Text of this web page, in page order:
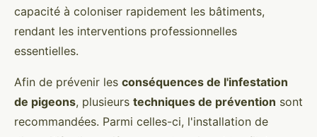
capacité à coloniser rapidement les bâtiments,
rendant les interventions professionnelles
essentielles.
Afin de prévenir les conséquences de l'infestation
de pigeons, plusieurs techniques de prévention sont
recommandées. Parmi celles-ci, l'installation de